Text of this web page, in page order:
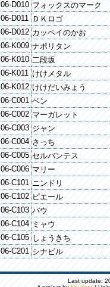
06-D010 フォックスのマーク
06-D011 ＤＫロゴ
06-D012 カッペイのかお
06-K009 ナポリタン
06-K010 二段坂
06-K011 けけメタル
06-K012 けけだいみょう
06-C001 ベン
06-C002 マーガレット
06-C003 ジャン
06-C004 さっち
06-C005 セルバンテス
06-C006 マリー
06-C101 ニンドリ
06-C102 ピエール
06-C103 バウ
06-C104 ミャウ
06-C105 しょうきち
06-C201 シナビル
Last update: